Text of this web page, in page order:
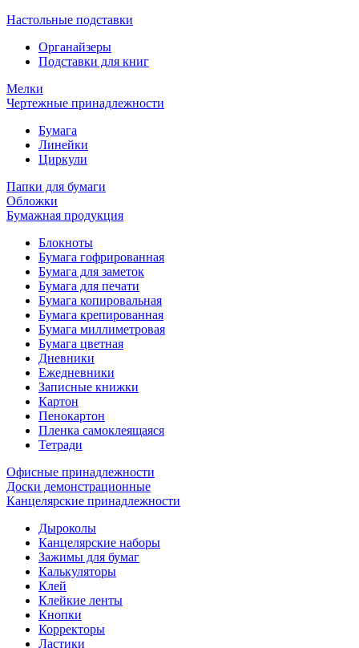
Настольные подставки
Органайзеры
Подставки для книг
Мелки
Чертежные принадлежности
Бумага
Линейки
Циркули
Папки для бумаги
Обложки
Бумажная продукция
Блокноты
Бумага гофрированная
Бумага для заметок
Бумага для печати
Бумага копировальная
Бумага крепированная
Бумага миллиметровая
Бумага цветная
Дневники
Ежедневники
Записные книжки
Картон
Пенокартон
Пленка самоклеящаяся
Тетради
Офисные принадлежности
Доски демонстрационные
Канцелярские принадлежности
Дыроколы
Канцелярские наборы
Зажимы для бумаг
Калькуляторы
Клей
Клейкие ленты
Кнопки
Корректоры
Ластики